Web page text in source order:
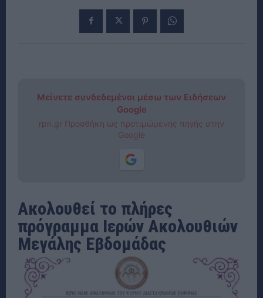
Μείνετε συνδεδεμένοι μέσω των Ειδήσεων
Google
rpn.gr Προσθήκη ως προτιμώμενης πηγής στην
Google
Ακολουθεί το πλήρες
πρόγραμμα Ιερών Ακολουθιών
Μεγάλης Εβδομάδας